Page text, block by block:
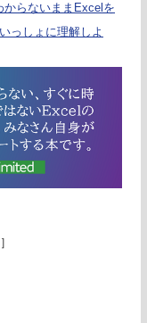
らないままExcelを
っしょに理解しよ